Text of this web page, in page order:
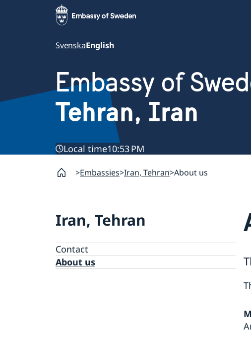
SvenskaEnglish
Embassy of
Tehran, Iran
Local time10:53 PM
Embassies Iran, Tehran About us
Iran, Tehran
Contact
About us